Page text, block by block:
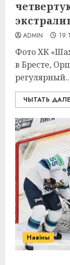
ADMIN
Фото ХК
в Бресте,
ЧЫТАТЬ
Навіны